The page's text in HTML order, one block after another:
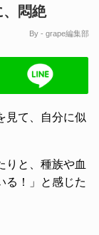
、悶絶
By - grape編集部
見て、自分に似
りと、種族や血
る！」と感じた